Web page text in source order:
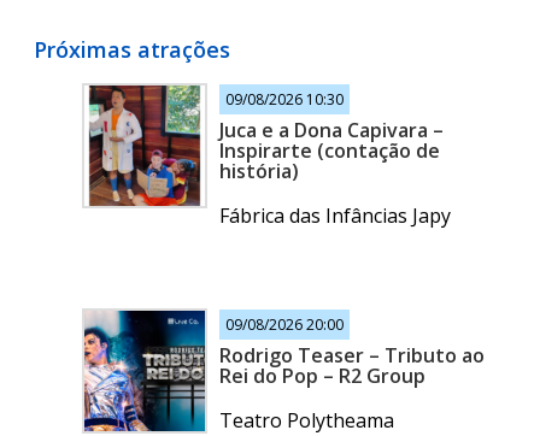
Próximas atrações
09/08/2026 10:30
Juca e a Dona Capivara –
Inspirarte (contação de
história)
Fábrica das Infâncias Japy
09/08/2026 20:00
Rodrigo Teaser – Tributo ao
Rei do Pop – R2 Group
Teatro Polytheama